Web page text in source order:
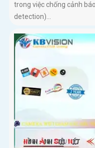
trong việc chống cảnh
detection)...